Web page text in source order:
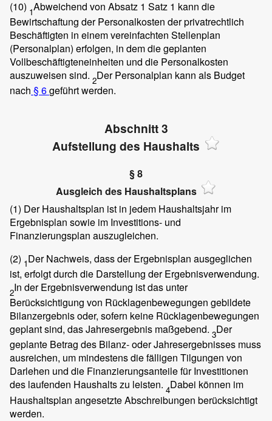
(10) 1Abweichend von Absatz 1 Satz 1 kann die
Bewirtschaftung der Personalkosten der privatrechtlich
Beschäftigten in einem vereinfachten Stellenplan
(Personalplan) erfolgen, in dem die geplanten
Vollbeschäftigteneinheiten und die Personalkosten
auszuweisen sind. 2Der Personalplan kann als Budget
nach § 6geführt werden.
Abschnitt 3
Aufstellung des Haushalts
§ 8
Ausgleich des Haushaltsplans
(1) Der Haushaltsplan ist in jedem Haushaltsjahr im
Ergebnisplan sowie im Investitions- und
Finanzierungsplan auszugleichen.
(2) 1Der Nachweis, dass der Ergebnisplan ausgeglichen
ist, erfolgt durch die Darstellung der Ergebnisverwendung.
2In der Ergebnisverwendung ist das unter
Berücksichtigung von Rücklagenbewegungen gebildete
Bilanzergebnis oder, sofern keine Rücklagenbewegungen
geplant sind, das Jahresergebnis maßgebend. 3Der
geplante Betrag des Bilanz- oder Jahresergebnisses muss
ausreichen, um mindestens die fälligen Tilgungen von
Darlehen und die Finanzierungsanteile für Investitionen
des laufenden Haushalts zu leisten. 4Dabei können im
Haushaltsplan angesetzte Abschreibungen berücksichtigt
werden.